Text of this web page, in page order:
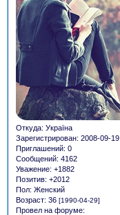
Откуда: Україна
Зарегистрирован: 2008-09-19
Приглашений: 0
Сообщений: 4162
Уважение: +1882
Позитив: +2012
Пол: Женский
Возраст: 36 [1990-04-29]
Провел на форуме: